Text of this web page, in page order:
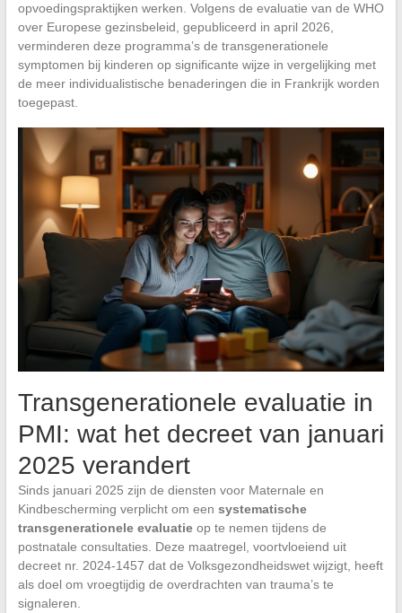
opvoedingspraktijken werken. Volgens de evaluatie van de WHO
over Europese gezinsbeleid, gepubliceerd in april 2026,
verminderen deze programma’s de transgenerationele
symptomen bij kinderen op significante wijze in vergelijking met
de meer individualistische benaderingen die in Frankrijk worden
toegepast.
Transgenerationele evaluatie in
PMI: wat het decreet van januari
2025 verandert
Sinds januari 2025 zijn de diensten voor Maternale en
Kindbescherming verplicht om een systematische
transgenerationele evaluatieop te nemen tijdens de
postnatale consultaties. Deze maatregel, voortvloeiend uit
decreet nr. 2024-1457 dat de Volksgezondheidswet wijzigt, heeft
als doel om vroegtijdig de overdrachten van trauma’s te
signaleren.